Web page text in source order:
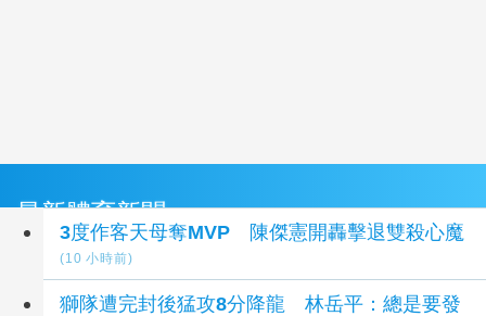
最新體育新聞
3度作客天母奪MVP 陳傑憲開轟擊退雙殺心魔
(10 小時前)
獅隊遭完封後猛攻8分降龍 林岳平：總是要發